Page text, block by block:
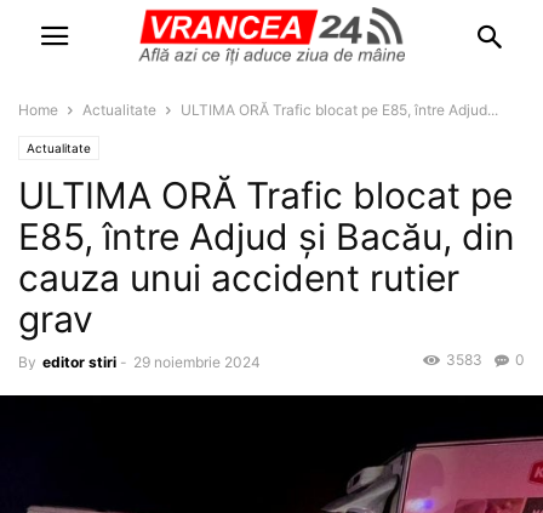
Home Actualitate ULTIMA ORĂ Trafic blocat pe E85, între Adjud...
Actualitate
ULTIMA ORĂ Trafic blocat pe
E85, între Adjud și Bacău, din
cauza unui accident rutier
grav
By editor stiri - 29 noiembrie 2024 0
3583